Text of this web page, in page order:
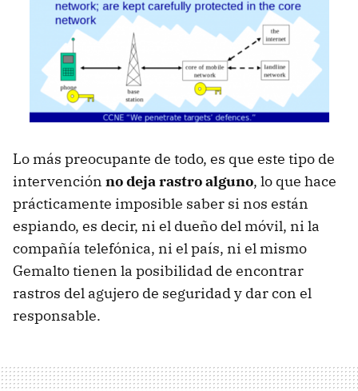
Lo más preocupante de todo, es que este tipo de
intervención no deja rastro alguno, lo que hace
prácticamente imposible saber si nos están
espiando, es decir, ni el dueño del móvil, ni la
compañía telefónica, ni el país, ni el mismo
Gemalto tienen la posibilidad de encontrar
rastros del agujero de seguridad y dar con el
responsable.